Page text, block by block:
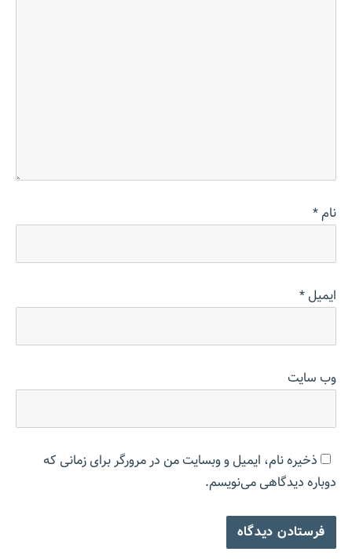
نام*
ایمیل*
وب‌ سایت
ذخیره نام، ایمیل و وبسایت من در مرورگر برای زمانی که
دوباره دیدگاهی می‌نویسم.